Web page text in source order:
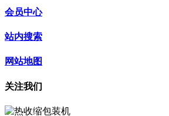
会员中心
站内搜索
网站地图
关注我们